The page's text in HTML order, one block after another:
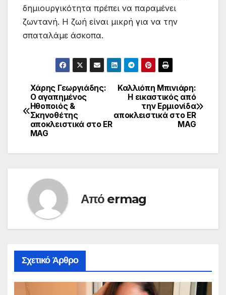
δημιουργικότητα πρέπει να παραμένει
ζωντανή. Η ζωή είναι μικρή για να την
σπαταλάμε άσκοπα.
Πλοήγηση
άρθρων
Καλλιόπη Μπινιάρη:
Η εικαστικός από
την Ερμιονίδα
αποκλειστικά στο ER
MAG
Χάρης Γεωργιάδης:
Ο αγαπημένος
Ηθοποιός &
Σκηνοθέτης
αποκλειστικά στο ER
MAG
Από ermag
Σχετικό Άρθρο